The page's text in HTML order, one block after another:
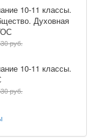
10-11 классы.
Духовная
руб.
10-11 классы.
руб.